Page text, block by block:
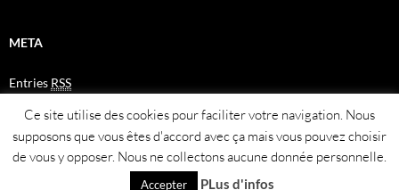
META
Entries RSS
CommentsRSS
Plan du site
Ce site utilise des cookies pour faciliter votre navigation. Nous
supposons que vous êtes d'accord avec ça mais vous pouvez choisir
de vous y opposer. Nous ne collectons aucune donnée personnelle.
Accepter PLus d'infos